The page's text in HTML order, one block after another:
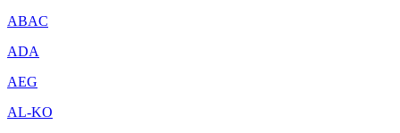
ABAC
ADA
AEG
AL-KO